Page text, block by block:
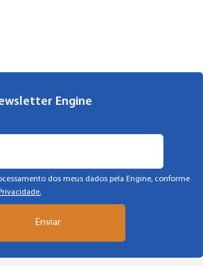
Engine
dos meus dados pela Engine, conforme